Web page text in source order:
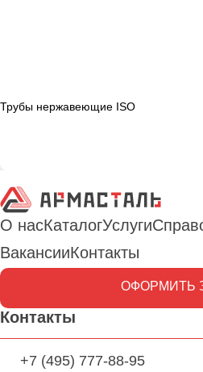
Трубы нержавеющие ISO
О насКаталогУслуги
ВакансииКонтакты
ОФОРМИТЬ
Контакты
+7 (495) 777-88-95